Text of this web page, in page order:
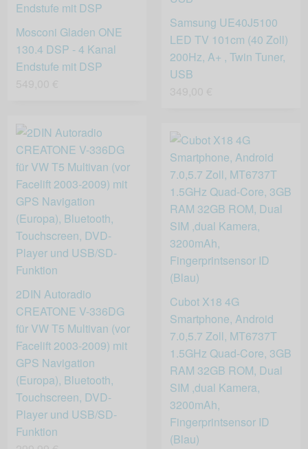
Samsung UE40J5100
LED TV 101cm (40 Zoll)
200Hz, A+ , Twin Tuner,
USB
Mosconi Gladen ONE
130.4 DSP - 4 Kanal
Endstufe mit DSP
2DIN Autoradio
CREATONE V-336DG
für VW T5 Multivan (vor
Facelift 2003-2009) mit
GPS Navigation
(Europa), Bluetooth,
Touchscreen, DVD-
Player und USB/SD-
Funktion
Cubot X18 4G
Smartphone, Android
7.0,5.7 Zoll, MT6737T
1.5GHz Quad-Core, 3GB
RAM 32GB ROM, Dual
SIM ,dual Kamera,
3200mAh,
Fingerprintsensor ID
(Blau)